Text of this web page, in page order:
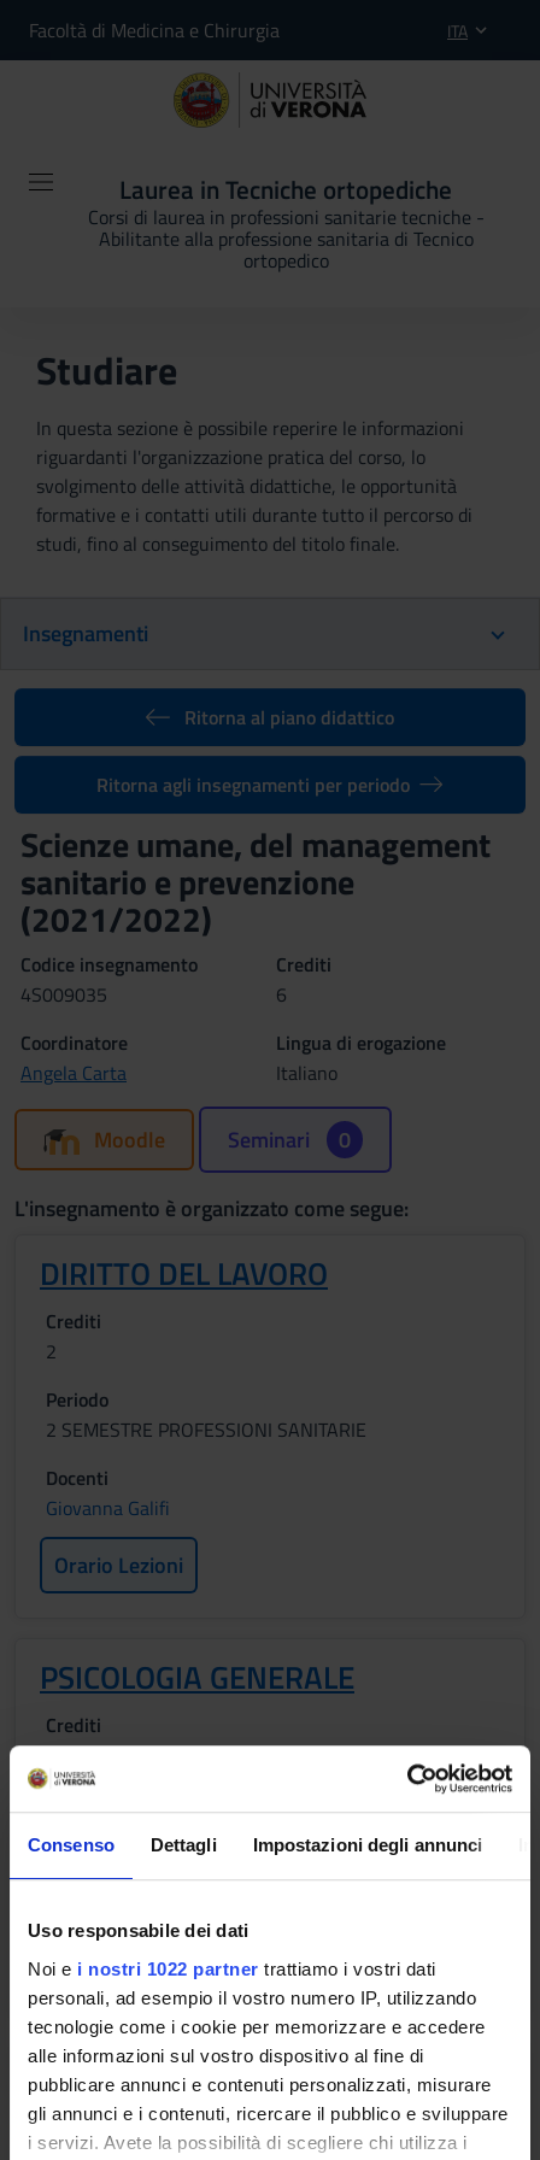
Consenso Dettagli Impostazioni degli annunci
Uso responsabile dei dati
Noi e i nostri 1022 partner trattiamo i vostri dati
personali, ad esempio il vostro numero IP, utilizzando
tecnologie come i cookie per memorizzare e accedere
alle informazioni sul vostro dispositivo al fine di
pubblicare annunci e contenuti personalizzati, misurare
gli annunci e i contenuti, ricercare il pubblico e sviluppare
i servizi. Avete la possibilità di scegliere chi utilizza i
Facoltà di Medicina e Chirurgia ITA
Laurea in Tecniche ortopediche
Corsi di laurea in professioni sanitarie tecniche -
Abilitante alla professione sanitaria di Tecnico
ortopedico
Studiare
In questa sezione è possibile reperire le informazioni
riguardanti l'organizzazione pratica del corso, lo
svolgimento delle attività didattiche, le opportunità
formative e i contatti utili durante tutto il percorso di
studi, fino al conseguimento del titolo finale.
Insegnamenti
Ritorna al piano didattico
Ritorna agli insegnamenti per periodo
Scienze umane, del management
sanitario e prevenzione
(2021/2022)
Codice insegnamento
4S009035
Crediti
6
Coordinatore
Angela Carta
Lingua di erogazione
Italiano
Moodle Seminari 0
L'insegnamento è organizzato come segue:
DIRITTO DEL LAVORO
Crediti
2
Periodo
2 SEMESTRE PROFESSIONI SANITARIE
Docenti
Giovanna Galifi
Orario Lezioni
PSICOLOGIA GENERALE
Crediti
2
2 SEMESTRE PROFESSIONI SANITARIE
Docenti
Orario Lezioni
MEDICINA DEL LAVORO
Crediti